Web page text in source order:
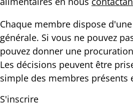
Chaque membre dispose
générale. Si vous ne pouvez
pouvez donner une
Les décisions peuvent être
simple des membres présents
S'inscrire